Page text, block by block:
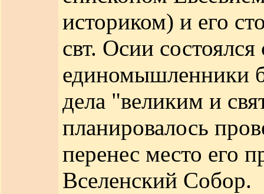
историком) и его
свт. Осии
единомышленники
дела "великим и
планировалось
перенес место его
Вселенский Собор.